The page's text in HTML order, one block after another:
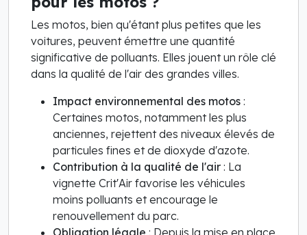
Les motos, bien qu'étant plus petites que les
voitures, peuvent émettre une quantité
significative de polluants. Elles jouent un rôle clé
dans la qualité de l'air des grandes villes.
Impact environnemental des motos :
Certaines motos, notamment les plus
anciennes, rejettent des niveaux élevés de
particules fines et de dioxyde d'azote.
Contribution à la qualité de l'air : La
vignette Crit'Air favorise les véhicules
moins polluants et encourage le
renouvellement du parc.
Obligation légale : Depuis la mise en place